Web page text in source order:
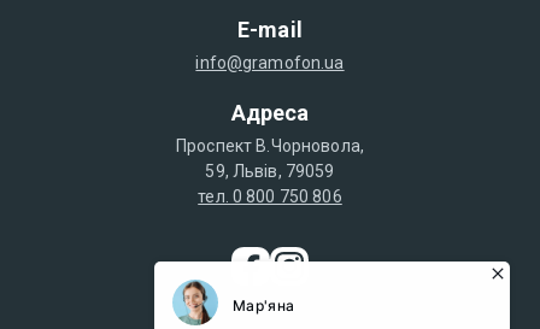
E-mail
info@gramofon.ua
Адреса
Проспект В.Чорновола,
59, Львів, 79059
тел. 0 800 750 806